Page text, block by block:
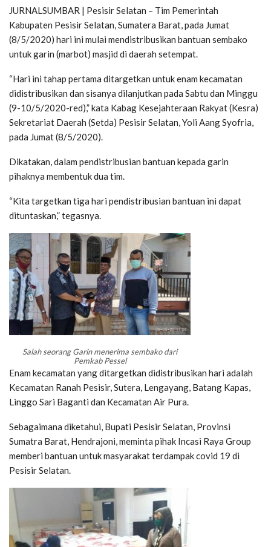
JURNALSUMBAR | Pesisir Selatan – Tim Pemerintah
Kabupaten Pesisir Selatan, Sumatera Barat, pada Jumat
(8/5/2020) hari ini mulai mendistribusikan bantuan sembako
untuk garin (marbot) masjid di daerah setempat.
“Hari ini tahap pertama ditargetkan untuk enam kecamatan
didistribusikan dan sisanya dilanjutkan pada Sabtu dan Minggu
(9-10/5/2020-red),” kata Kabag Kesejahteraan Rakyat (Kesra)
Sekretariat Daerah (Setda) Pesisir Selatan, Yoli Aang Syofria,
pada Jumat (8/5/2020).
Dikatakan, dalam pendistribusian bantuan kepada garin
pihaknya membentuk dua tim.
“Kita targetkan tiga hari pendistribusian bantuan ini dapat
dituntaskan,” tegasnya.
Salah seorang Garin menerima sembako dari
Pemkab Pessel
Enam kecamatan yang ditargetkan didistribusikan hari adalah
Kecamatan Ranah Pesisir, Sutera, Lengayang, Batang Kapas,
Linggo Sari Baganti dan Kecamatan Air Pura.
Sebagaimana diketahui, Bupati Pesisir Selatan, Provinsi
Sumatra Barat, Hendrajoni, meminta pihak Incasi Raya Group
memberi bantuan untuk masyarakat terdampak covid 19 di
Pesisir Selatan.